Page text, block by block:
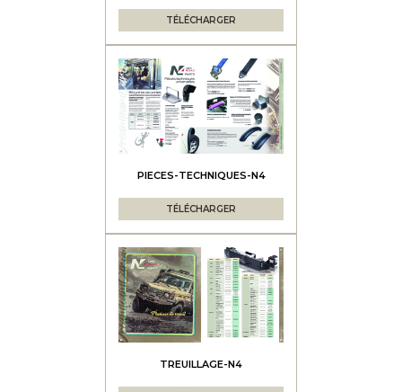
TÉLÉCHARGER
PIECES-TECHNIQUES-N4
TÉLÉCHARGER
TREUILLAGE-N4